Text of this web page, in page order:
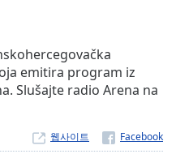
emitira program iz
Slušajte radio Arena na
웹사이트